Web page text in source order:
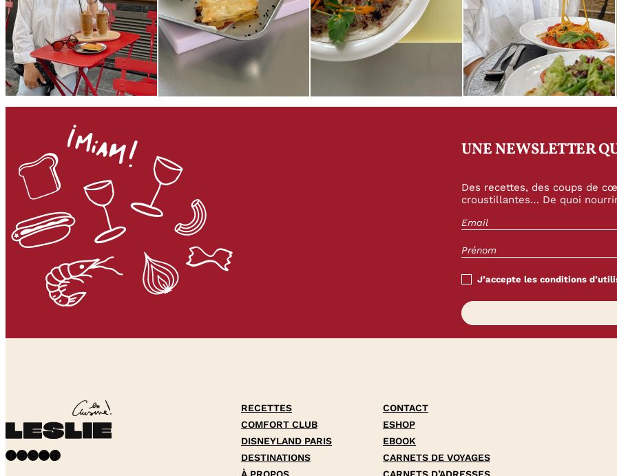
UNE NEWSLETTER
Des recettes, des coups de
croustillantes… De quoi
J’accepte les conditions
Facebook InstagramPinterest YouTube TikTok
RECETTES
COMFORT CLUB
DISNEYLAND PARIS
DESTINATIONS
À PROPOS
CONTACT
ESHOP
EBOOK
CARNETS DE VOYAGES
CARNETS D’ADRESSES